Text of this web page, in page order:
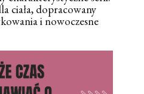
ciała, dopracowany
i nowoczesne